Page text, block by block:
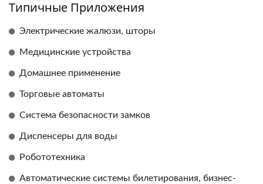
Типичные Приложения
Электрические жалюзи, шторы
Медицинские устройства
Домашнее применение
Торговые автоматы
Система безопасности замков
Диспенсеры для воды
Робототехника
Автоматические системы билетирования, бизнес-